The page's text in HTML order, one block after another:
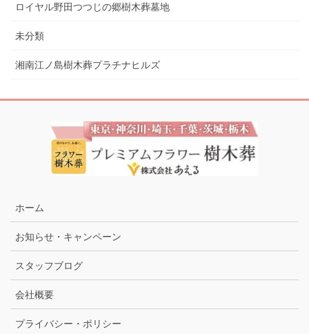
ロイヤル野田つつじの郷樹木葬墓地
未分類
湘南江ノ島樹木葬プラチナヒルズ
ホーム
お知らせ・キャンペーン
スタッフブログ
会社概要
プライバシー・ポリシー